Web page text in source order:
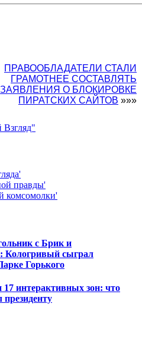
ПРАВООБЛАДАТЕЛИ СТАЛИ
ГРАМОТНЕЕ СОСТАВЛЯТЬ
ЗАЯВЛЕНИЯ О БЛОКИРОВКЕ
ПИРАТСКИХ САЙТОВ »»»
с Брик и
Кологривый сыграл
Горького
17 интерактивных зон: что